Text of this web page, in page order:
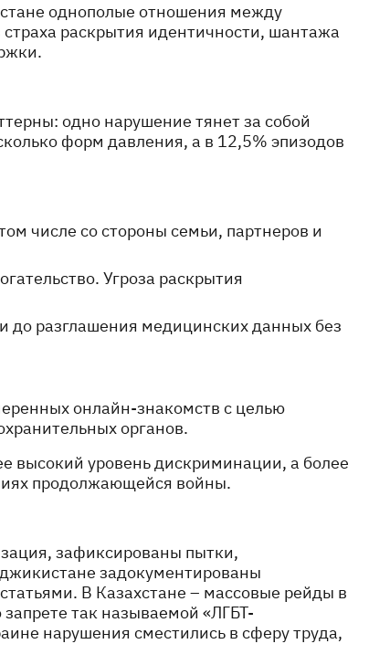
однополые отношения между
раскрытия идентичности, шантажа
одно нарушение тянет за собой
форм давления, а в 12,5% эпизодов
числе со стороны семьи, партнеров и
Угроза раскрытия
до разглашения медицинских данных без
онлайн-знакомств с целью
органов.
высокий уровень дискриминации, а более
продолжающейся войны.
зафиксированы пытки,
задокументированы
В Казахстане – массовые рейды в
так называемой «ЛГБТ-
нарушения сместились в сферу труда,